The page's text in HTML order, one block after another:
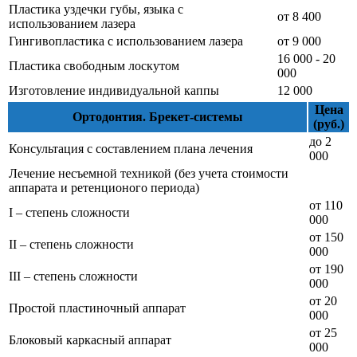
Пластика уздечки губы, языка с
использованием лазера
от 8 400
Гингивопластика с использованием лазера
от 9 000
Пластика свободным лоскутом
16 000 - 20
000
Изготовление индивидуальной каппы
12 000
Ортодонтия. Брекет-системы
Цена
(руб.)
Консультация с составлением плана лечения
до 2
000
Лечение несъемной техникой (без учета стоимости
аппарата и ретенционого периода)
I – степень сложности
от 110
000
II – степень сложности
от 150
000
III – степень сложности
от 190
000
Простой пластиночный аппарат
от 20
000
Блоковый каркасный аппарат
от 25
000